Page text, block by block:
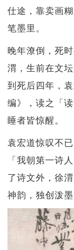
仕途，靠卖画
笔墨里。
晚年潦倒，死
渭，生前在文
到死后四年，
编》，读之「
睡者皆惊醒。
袁宏道惊叹不
「我朝第一诗
了诗文外，徐
神韵，独创泼